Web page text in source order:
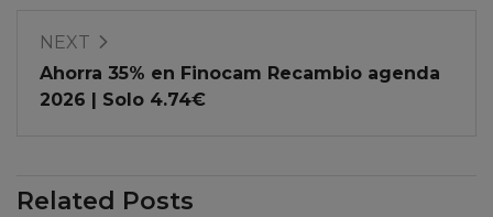
NEXT
Ahorra 35% en Finocam Recambio agenda
2026 | Solo 4.74€
Related Posts